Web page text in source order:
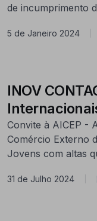
de incumprimento
5 de Janeiro 2024
INOV
Convite à AICEP -
Comércio Externo
Jovens com altas
31 de Julho 2024